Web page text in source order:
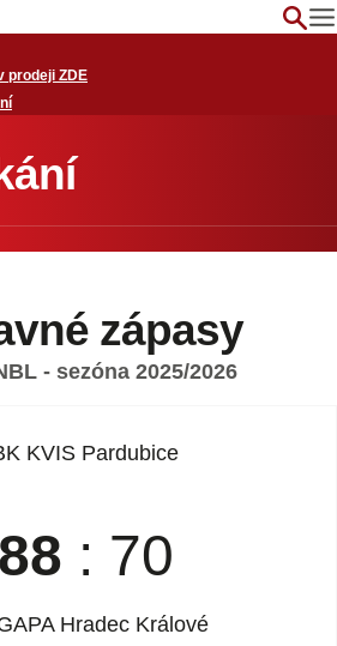
prodeji ZDE
zápasy
- sezóna 2025/2026
KVIS Pardubice
88 : 70
Hradec Králové